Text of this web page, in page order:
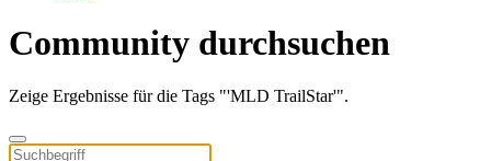
Community durchsuchen
Zeige Ergebnisse für die Tags "'MLD TrailStar'".